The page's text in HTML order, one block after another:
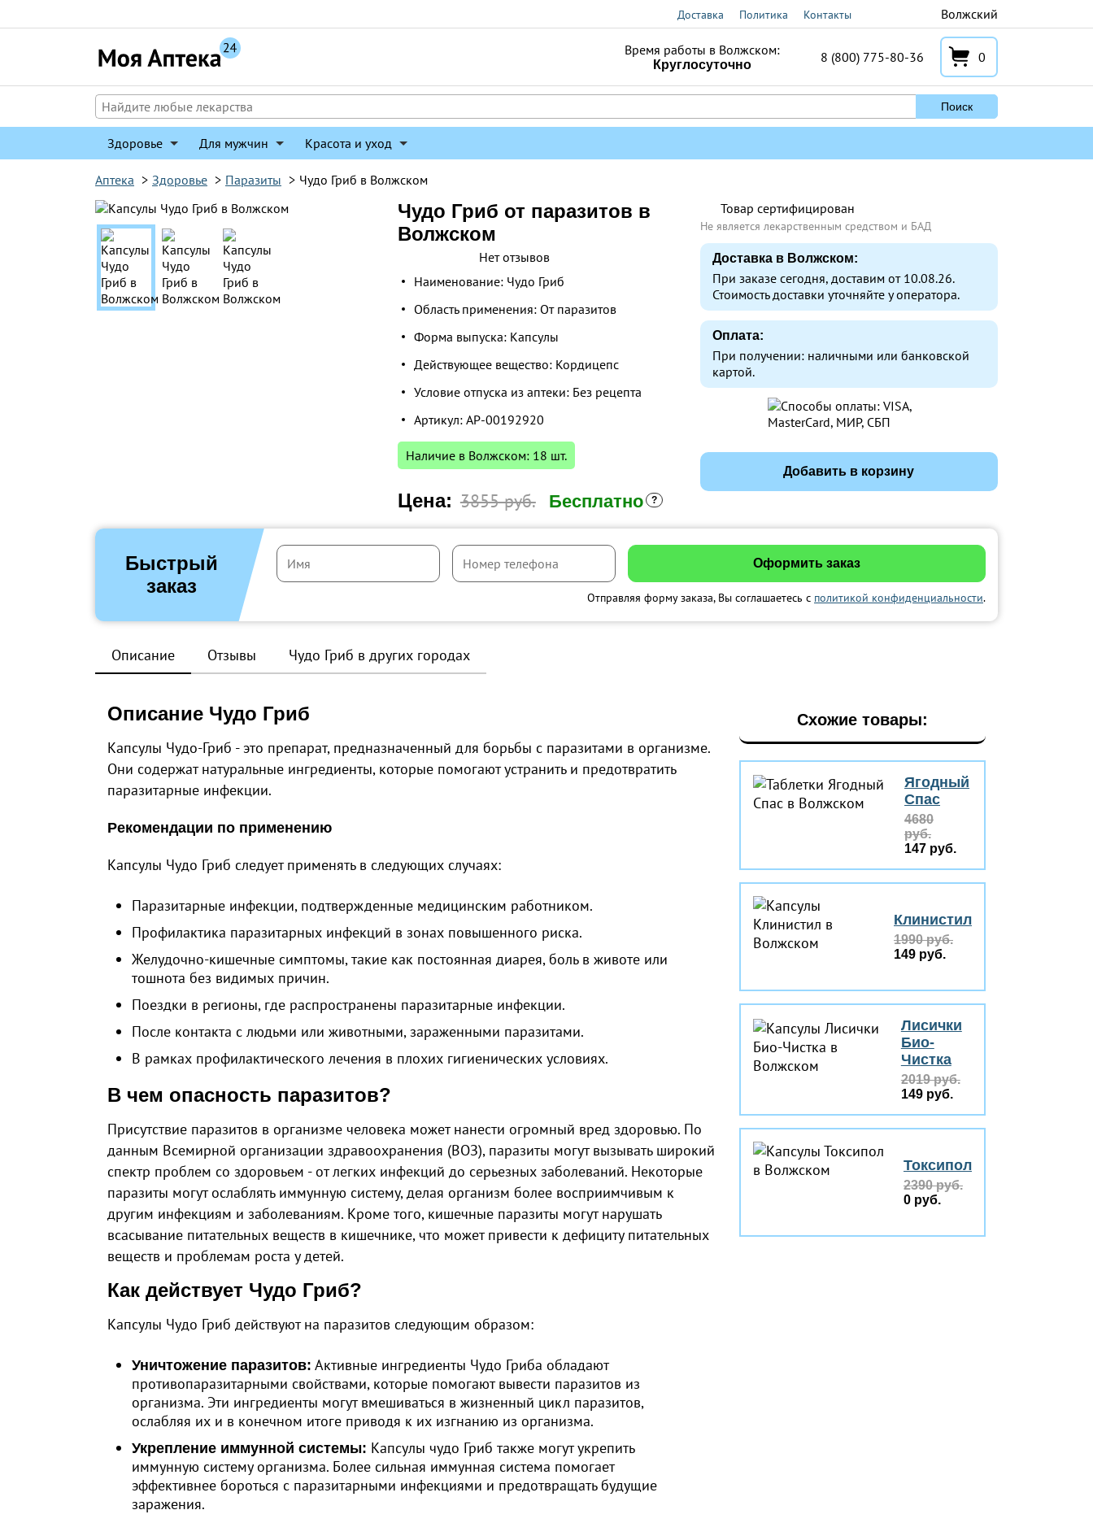
к
Доставка Политика Контакты Волжский
Время работы в Волжском:
Круглосуточно 8 (800) 775-80-36 0
Поиск
Здоровье Для мужчин Красота и уход
Аптека > Здоровье > Паразиты > Чудо Гриб в Волжском
Чудо Гриб от паразитов в
Волжском
Нет отзывов
Наименование: Чудо Гриб
Область применения: От паразитов
Форма выпуска: Капсулы
Действующее вещество: Кордицепс
Условие отпуска из аптеки: Без рецепта
Артикул: AP-00192920
Наличие в Волжском: 18 шт.
Цена: 3855 руб. Бесплатно
Товар сертифицирован
Не является лекарственным средством и БАД
Доставка в Волжском:
При заказе сегодня, доставим от 10.08.26.
Стоимость доставки уточняйте у оператора.
Оплата:
При получении: наличными или банковской
картой.
Добавить в корзину
Быстрый
заказ
Отправляя форму заказа, Вы соглашаетесь с политикой конфиденциальности.
Описание Отзывы Чудо Гриб в других городах
Описание Чудо Гриб
Капсулы Чудо-Гриб - это препарат, предназначенный для борьбы с паразитами в организме.
Они содержат натуральные ингредиенты, которые помогают устранить и предотвратить
паразитарные инфекции.
Рекомендации по применению
Капсулы Чудо Гриб следует применять в следующих случаях:
Паразитарные инфекции, подтвержденные медицинским работником.
Профилактика паразитарных инфекций в зонах повышенного риска.
Желудочно-кишечные симптомы, такие как постоянная диарея, боль в животе или
тошнота без видимых причин.
Поездки в регионы, где распространены паразитарные инфекции.
После контакта с людьми или животными, зараженными паразитами.
В рамках профилактического лечения в плохих гигиенических условиях.
В чем опасность паразитов?
Присутствие паразитов в организме человека может нанести огромный вред здоровью. По
данным Всемирной организации здравоохранения (ВОЗ), паразиты могут вызывать широкий
спектр проблем со здоровьем - от легких инфекций до серьезных заболеваний. Некоторые
паразиты могут ослаблять иммунную систему, делая организм более восприимчивым к
другим инфекциям и заболеваниям. Кроме того, кишечные паразиты могут нарушать
всасывание питательных веществ в кишечнике, что может привести к дефициту питательных
веществ и проблемам роста у детей.
Как действует Чудо Гриб?
Капсулы Чудо Гриб действуют на паразитов следующим образом:
Уничтожение паразитов: Активные ингредиенты Чудо Гриба обладают
противопаразитарными свойствами, которые помогают вывести паразитов из
организма. Эти ингредиенты могут вмешиваться в жизненный цикл паразитов,
ослабляя их и в конечном итоге приводя к их изгнанию из организма.
Укрепление иммунной системы: Капсулы чудо Гриб также могут укрепить
иммунную систему организма. Более сильная иммунная система помогает
эффективнее бороться с паразитарными инфекциями и предотвращать будущие
заражения.
Схожие товары:
Ягодный
Спас
4680
руб.
147 руб.
Клинистил
1990 руб.
149 руб.
Лисички
Био-
Чистка
2019 руб.
149 руб.
Токсипол
2390 руб.
0 руб.